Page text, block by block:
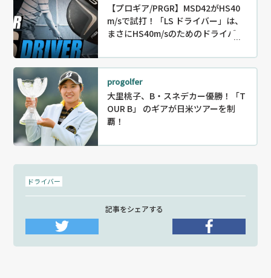
【プロギア/PRGR】MSD42がHS40
m/sで試打！「LS ドライバー」は、
まさにHS40m/sのためのドライバー
progolfer
大里桃子、B・スネデカー優勝！「T
OUR B」 のギアが日米ツアーを制
覇！
ドライバー
記事をシェアする